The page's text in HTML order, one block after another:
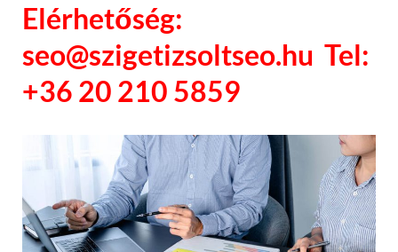
Elérhetőség:
seo@szigetizsoltseo.hu Tel:
+36 20 210 5859